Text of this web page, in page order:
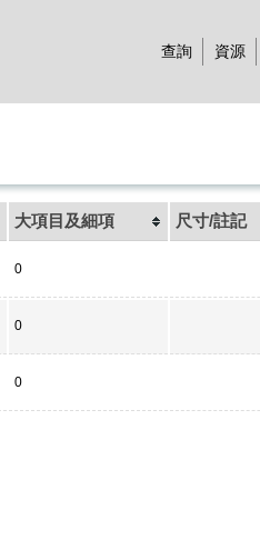
查詢 資源
大項目及細項 尺寸/註記
0
0
0